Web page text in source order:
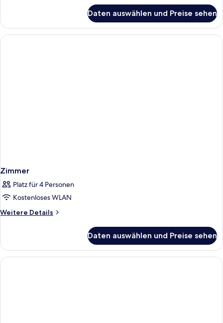
Daten auswählen und Preise sehen
Zimmer
Platz für 4 Personen
Kostenloses WLAN
Weitere Details
Weitere
Daten auswählen und Preise sehen